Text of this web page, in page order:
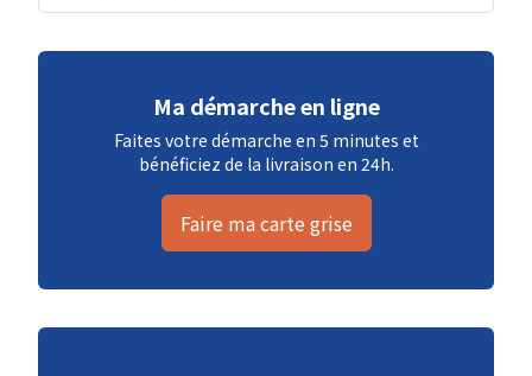
Ma démarche en ligne
Faites votre démarche en 5 minutes et
bénéficiez de la livraison en 24h.
Faire ma carte grise